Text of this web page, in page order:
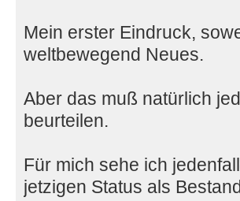
Mein erster Eindruck,
weltbewegend Neues.
Aber das muß natürlich
beurteilen.
Für mich sehe ich
jetzigen Status als